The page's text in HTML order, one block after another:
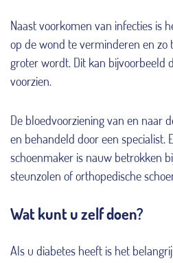
Naast voorkomen van infecties is
op de wond te verminderen en zo
groter wordt. Dit kan bijvoorbeeld
voorzien.
De bloedvoorziening van en naar
en behandeld door een specialist.
schoenmaker is nauw betrokken
steunzolen of orthopedische
Wat kunt u zelf doen?
Als u diabetes heeft is het